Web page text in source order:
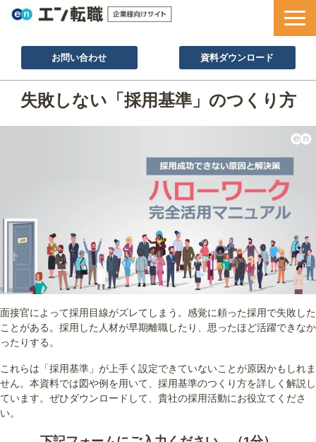
お問い合わせ 資料ダウンロード
サービス一覧
セミナー情報
お役立ち資料
失敗しない「採用基準」のつくり方
面接官によって採用目線がズレてしまう。感覚に頼った採用で失敗した
ことがある。採用した人材が早期離職したり、思ったほど活躍できなか
ったりする。
これらは「採用基準」が上手く設定できていないことが原因かもしれま
せん。本資料では図や例を用いて、採用基準のつくり方を詳しく解説し
ています。ぜひダウンロードして、貴社の採用活動にお役立てくださ
い。